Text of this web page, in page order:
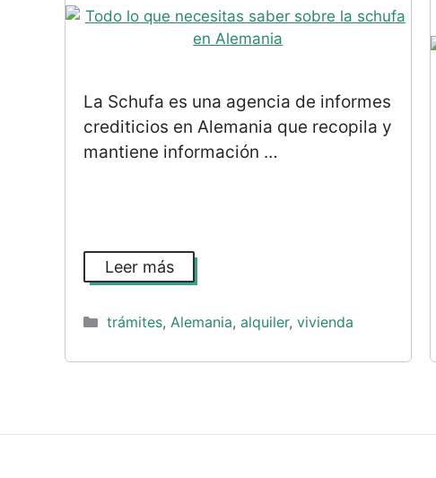
La Schufa es una agencia de informes
crediticios en Alemania que recopila y
mantiene información …
Leer más
Categorías
trámites, Alemania, alquiler, vivienda